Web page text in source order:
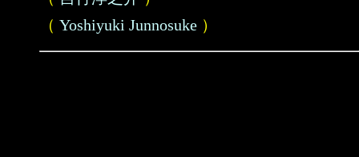
（ Yoshiyuki Junnosuke ）